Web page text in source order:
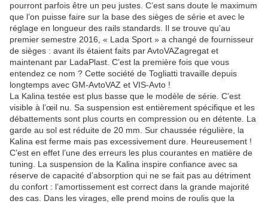
pourront parfois être un peu justes. C’est sans doute le maximum
que l’on puisse faire sur la base des sièges de série et avec le
réglage en longueur des rails standards. Il se trouve qu’au
premier semestre 2016, « Lada Sport » a changé de fournisseur
de sièges : avant ils étaient faits par AvtoVAZagregat et
maintenant par LadaPlast. C’est la première fois que vous
entendez ce nom ? Cette société de Togliatti travaille depuis
longtemps avec GM-AvtoVAZ et VIS-Avto !
La Kalina testée est plus basse que le modèle de série. C’est
visible à l’œil nu. Sa suspension est entièrement spécifique et les
débattements sont plus courts en compression ou en détente. La
garde au sol est réduite de 20 mm. Sur chaussée régulière, la
Kalina est ferme mais pas excessivement dure. Heureusement !
C’est en effet l’une des erreurs les plus courantes en matière de
tuning. La suspension de la Kalina inspire confiance avec sa
réserve de capacité d’absorption qui ne se fait pas au détriment
du confort : l’amortissement est correct dans la grande majorité
des cas. Dans les virages, elle prend moins de roulis que la